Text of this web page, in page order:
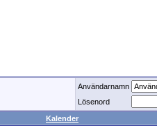
Användarnamn
Lösenord
Kalender